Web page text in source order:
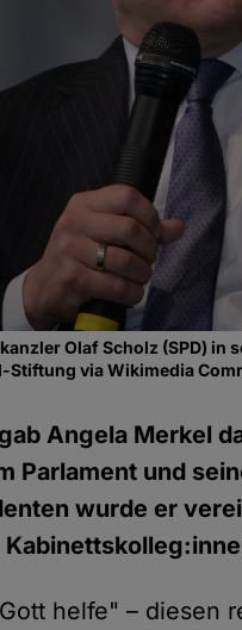
Olaf Scholz (SPD) in
Stiftung via Wikimedia
Angela Merkel
Parlament und
wurde er
helfe" – diesen